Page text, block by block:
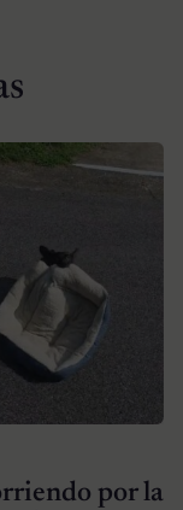
por la